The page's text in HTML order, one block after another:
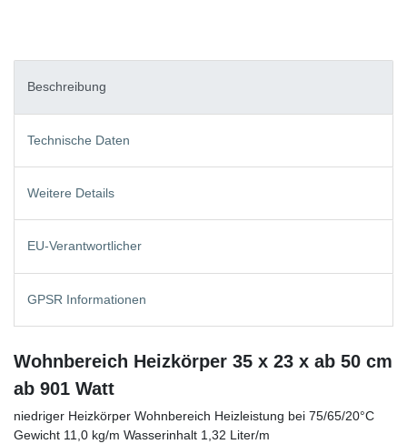
Beschreibung
Technische Daten
Weitere Details
EU-Verantwortlicher
GPSR Informationen
Wohnbereich Heizkörper 35 x 23 x ab 50 cm
ab 901 Watt
niedriger Heizkörper Wohnbereich Heizleistung bei 75/65/20°C
Gewicht 11,0 kg/m Wasserinhalt 1,32 Liter/m